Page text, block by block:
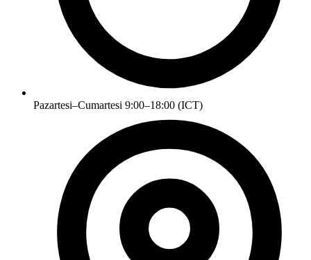
Pazartesi–Cumartesi 9:00–18:00 (ICT)